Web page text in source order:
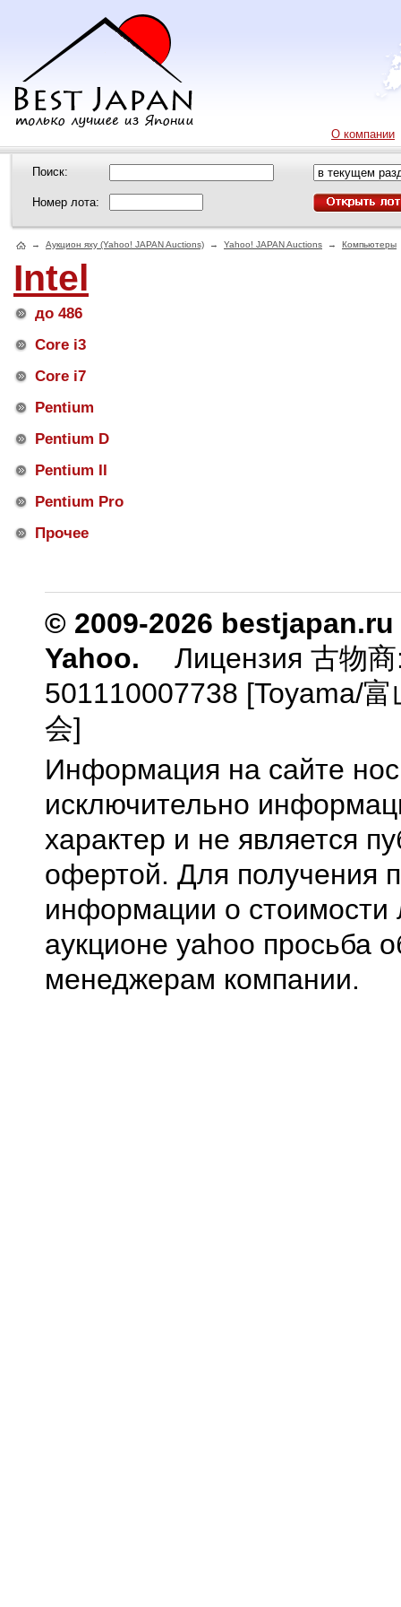
О компании
Поиск:
Номер лота:
→ Аукцион яху (Yahoo! JAPAN Auctions) → Yahoo! JAPAN Auctions → Компьютеры
Intel
до 486
Core i3
Core i7
Pentium
Pentium D
Pentium II
Pentium Pro
Прочее
© 2009-2026
Yahoo.
Лицензия 古物
501110007738 [Toyama/
会]
Информация на сайте
исключительно
характер и не является
офертой. Для получения
информации о стоимости
аукционе yahoo просьба
менеджерам компании.